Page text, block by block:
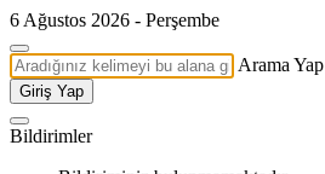
6 Ağustos 2026 - Perşembe
Arama Yap
Giriş Yap
Bildirimler